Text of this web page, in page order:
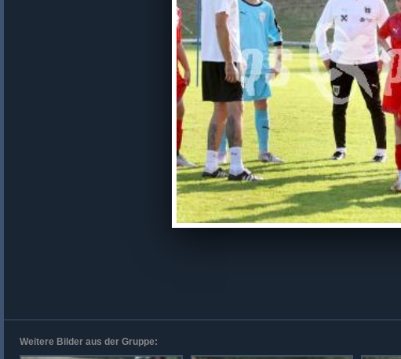
Weitere Bilder aus der Gruppe: